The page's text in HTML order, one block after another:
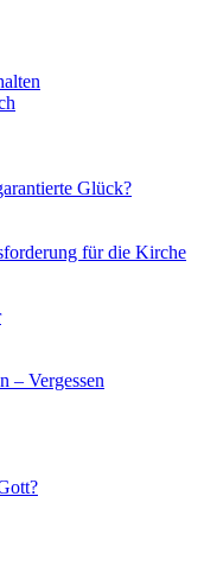
Glück?
für die Kirche
– Vergessen